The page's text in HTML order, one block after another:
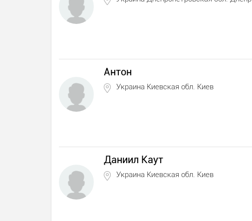
Антон
Украина Киевская обл. Киев
Даниил Каут
Украина Киевская обл. Киев